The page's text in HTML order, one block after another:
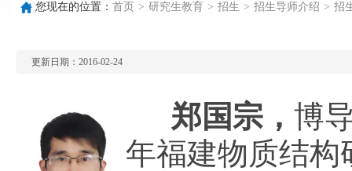
您现在的位置： 首页 > 研究生教育 > 招生 > 招生导师介绍 > 招
更新日期：2016-02-24
郑国宗， 博
年福建物质结构